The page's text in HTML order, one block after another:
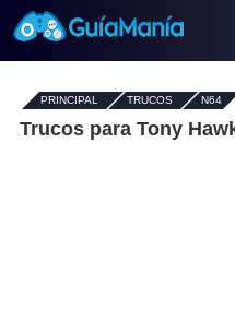
PRINCIPAL - TRUCOS- N64
Trucos para Tony